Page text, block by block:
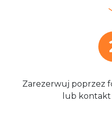
Zarezerwuj poprzez
lub